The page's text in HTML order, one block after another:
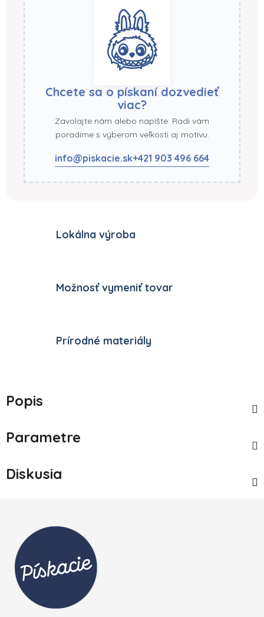
Chcete sa o pískaní dozvedieť
viac?
Zavolajte nám alebo napíšte. Radi vám
poradíme s výberom veľkosti aj motívu.
info@piskacie.sk+421 903 496 664
Lokálna výroba
Možnosť vymeniť tovar
Prírodné materiály
Popis
Parametre
Diskusia